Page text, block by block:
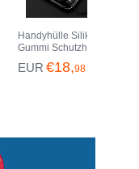
Handyhülle Silikon Hülle
Gummi Schutzhülle Blumen
H02 für Huawei Mate 20
Schwarz
EUR €18,98